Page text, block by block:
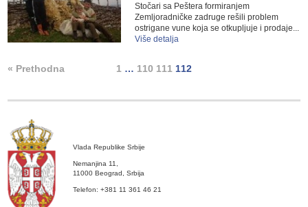
Stočari sa Peštera formiranjem
Zemljoradničke zadruge rešili problem
ostrigane vune koja se otkupljuje i prodaje...
Više detalja
« Prethodna 1 … 110 111 112
Vlada Republike Srbije
Nemanjina 11,
11000 Beograd, Srbija
Telefon: +381 11 361 46 21